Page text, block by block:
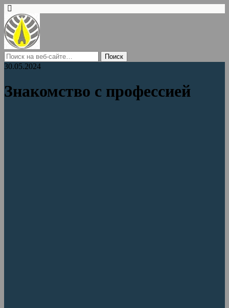
30.05.2024
Знакомство с профессией